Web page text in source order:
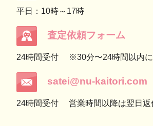
平日：10時～17時
査定依頼フォーム
24時間受付 ※30分〜24時間以内
satei@nu-kaitori.com
24時間受付 営業時間以降は翌日返